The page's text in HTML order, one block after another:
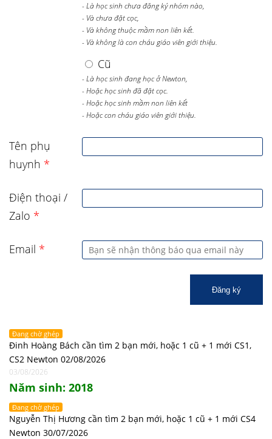
- Là học sinh chưa đăng ký nhóm nào,
- Và chưa đặt cọc,
- Và không thuộc mầm non liên kết.
- Và không là con cháu giáo viên giới thiệu.
Cũ
- Là học sinh đang học ở Newton,
- Hoặc học sinh đã đặt cọc.
- Hoặc học sinh mầm non liên kết
- Hoặc con cháu giáo viên giới thiệu.
Tên phụ
huynh *
Điện thoại /
Zalo *
Email *
Đăng ký
Đang chờ ghép
Đinh Hoàng Bách cần tìm 2 bạn mới, hoặc 1 cũ + 1 mới CS1,
CS2 Newton 02/08/2026
03/08/2026
Năm sinh: 2018
Đang chờ ghép
Nguyễn Thị Hương cần tìm 2 bạn mới, hoặc 1 cũ + 1 mới CS4
Newton 30/07/2026